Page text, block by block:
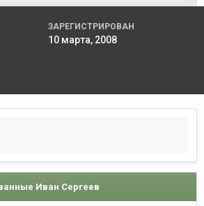
ЗАРЕГИСТРИРОВАН
10 марта, 2008
Иван Сергеев